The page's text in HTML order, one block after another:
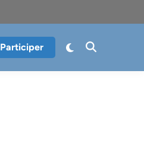
Participer